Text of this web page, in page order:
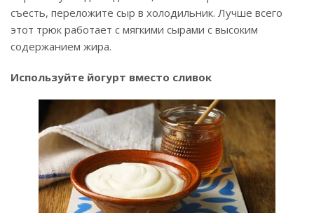
съесть, переложите сыр в холодильник. Лучше всего
этот трюк работает с мягкими сырами с высоким
содержанием жира.
Используйте йогурт вместо сливок